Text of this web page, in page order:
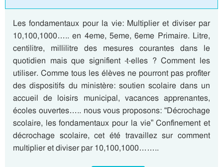
Les fondamentaux pour la vie: Multiplier et diviser par
10,100,1000….. en 4eme, 5eme, 6eme Primaire. Litre,
centilitre, millilitre des mesures courantes dans le
quotidien mais que signifient -t-elles ? Comment les
utiliser. Comme tous les élèves ne pourront pas profiter
des dispositifs du ministère: soutien scolaire dans un
accueil de loisirs municipal, vacances apprenantes,
écoles ouvertes….. nous vous proposons: “Décrochage
scolaire, les fondamentaux pour la vie” Confinement et
décrochage scolaire, cet été travaillez sur comment
multiplier et diviser par 10,100,1000……..